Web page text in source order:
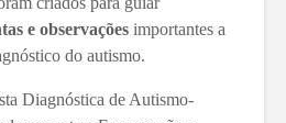
e observações importantes a
do autismo.
Diagnóstica de Autismo-